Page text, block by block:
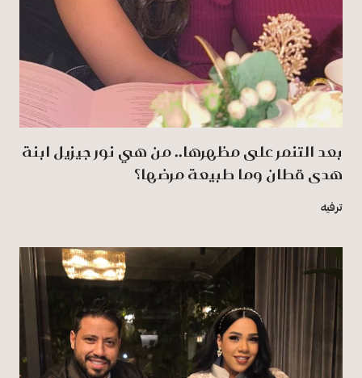
بعد التنمر على مظهرها.. من هي نور جيزيل ابنة
هدى قطان وما طبيعة مرضها؟
ترفيه